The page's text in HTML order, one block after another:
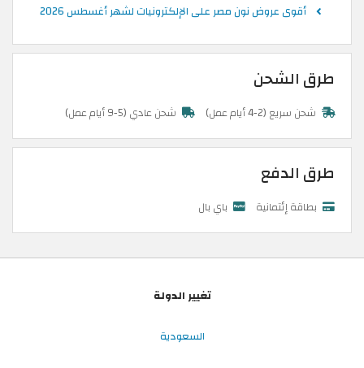
أقوى عروض نون مصر على الإلكترونيات لشهر أغسطس 2026
طرق الشحن
شحن سريع (2-4 أيام عمل) شحن عادي (5-9 أيام عمل)
طرق الدفع
بطاقة إئتمانية باي بال
تغيير الدولة
السعودية